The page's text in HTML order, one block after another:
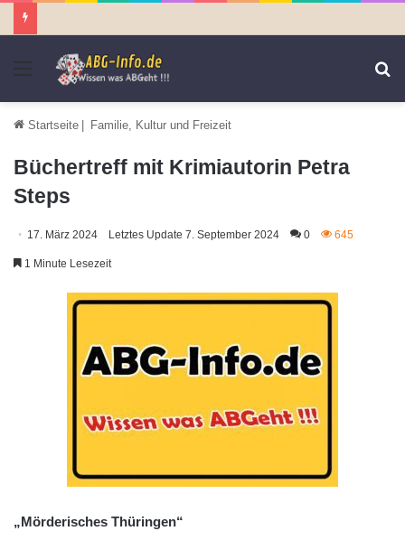
Menü
Startseite | Familie, Kultur und Freizeit
Büchertreff mit Krimiautorin Petra
Steps
17. März 2024 Letztes Update 7. September 2024 0 645
1 Minute Lesezeit
„Mörderisches Thüringen“